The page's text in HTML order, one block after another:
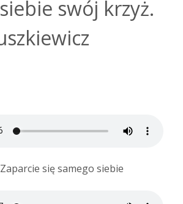
swój krzyż.
Zaparcie się samego siebie